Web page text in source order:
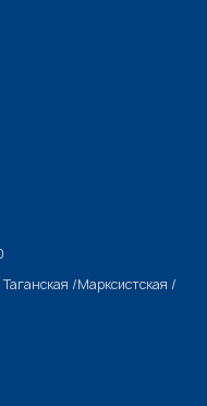
/Марксистская /